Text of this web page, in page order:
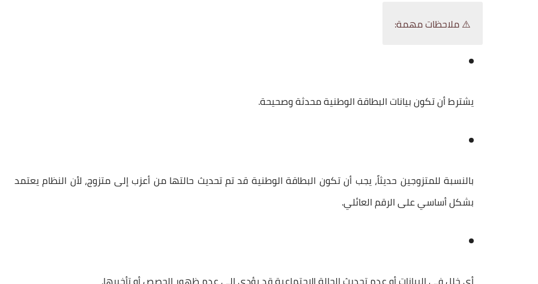
⚠️ ملاحظات مهمة:
يشترط أن تكون بيانات البطاقة الوطنيةمحدثة وصحيحة.
بالنسبة للمتزوجين حديثاً، يجب أن تكون البطاقة الوطنية قد تمتحديث حالتها من أعزب إلى متزوج، لأن النظام يعتمد
بشكل أساسي علىالرقم العائلي.